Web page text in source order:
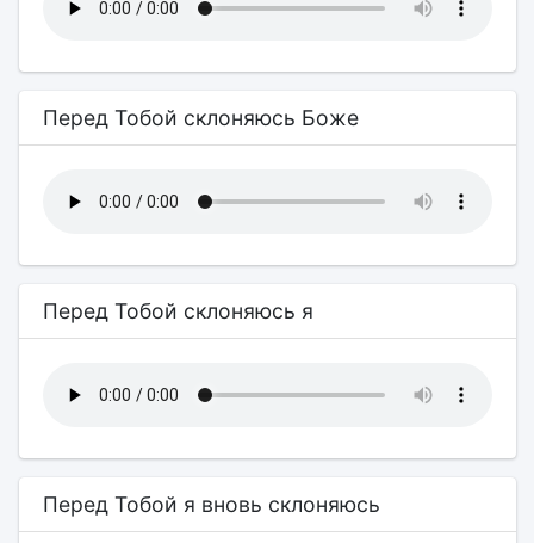
Перед Тобой склоняюсь Боже
Перед Тобой склоняюсь я
Перед Тобой я вновь склоняюсь